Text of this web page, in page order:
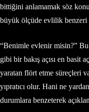
bittiğini anlamamak söz
büyük ölçüde evlilik benzeri
“Benimle evlenir misin?”
gibi bir bakış açısı en basit
yaratan flört etme süreçleri
yıpratıcı olur. Hani ne
durumlara benzeterek